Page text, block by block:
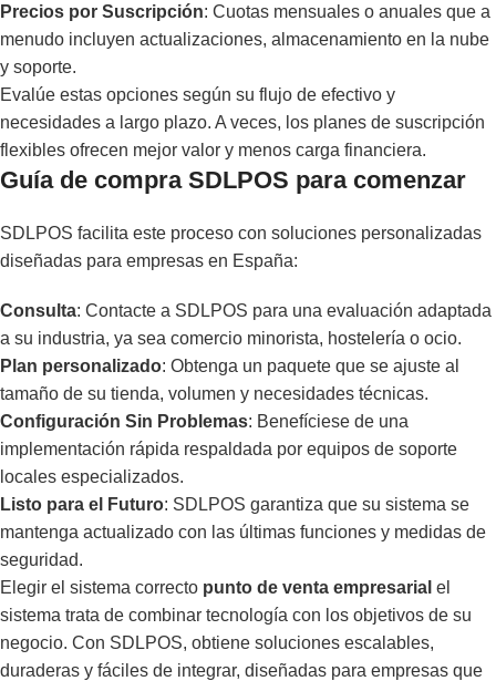
Precios por Suscripción: Cuotas mensuales o anuales que a
menudo incluyen actualizaciones, almacenamiento en la nube
y soporte.
Evalúe estas opciones según su flujo de efectivo y
necesidades a largo plazo. A veces, los planes de suscripción
flexibles ofrecen mejor valor y menos carga financiera.
Guía de compra SDLPOS para comenzar
SDLPOS facilita este proceso con soluciones personalizadas
diseñadas para empresas en España:
Consulta: Contacte a SDLPOS para una evaluación adaptada
a su industria, ya sea comercio minorista, hostelería o ocio.
Plan personalizado: Obtenga un paquete que se ajuste al
tamaño de su tienda, volumen y necesidades técnicas.
Configuración Sin Problemas: Benefíciese de una
implementación rápida respaldada por equipos de soporte
locales especializados.
Listo para el Futuro: SDLPOS garantiza que su sistema se
mantenga actualizado con las últimas funciones y medidas de
seguridad.
Elegir el sistema correcto punto de venta empresarial el
sistema trata de combinar tecnología con los objetivos de su
negocio. Con SDLPOS, obtiene soluciones escalables,
duraderas y fáciles de integrar, diseñadas para empresas que